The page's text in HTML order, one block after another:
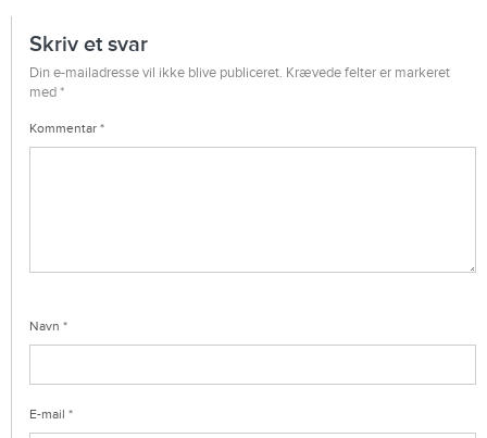
Skriv et svar
Din e-mailadresse vil ikke blive publiceret. Krævede felter er markeret
med*
Kommentar *
Navn *
E-mail *